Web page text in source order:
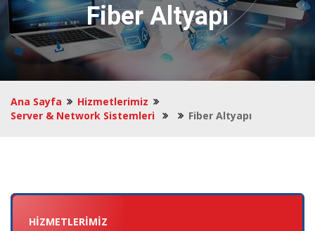
Fiber Altyapı
Ana Sayfa
Hizmetlerimiz
Server & Network Sistemleri
Fiber Altyapı
HIZMETLERIMIZ